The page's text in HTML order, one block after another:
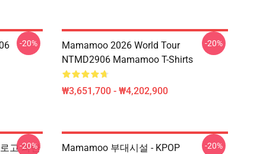
-20%
Mamamoo 2026 World Tour
NTMD2906 Mamamoo T-Shirts
₩3,651,700 - ₩4,202,900
-20%
고 파란
-20%
Mamamoo 부대시설 - KPOP
-20%